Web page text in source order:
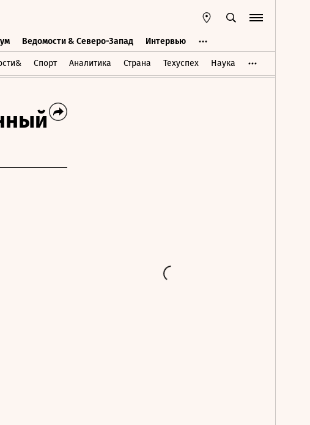
Ведомости & Северо-Запад Интервью
Спорт Аналитика Страна Техуспех Наука
Ведомости & Северо-Запад Интервью